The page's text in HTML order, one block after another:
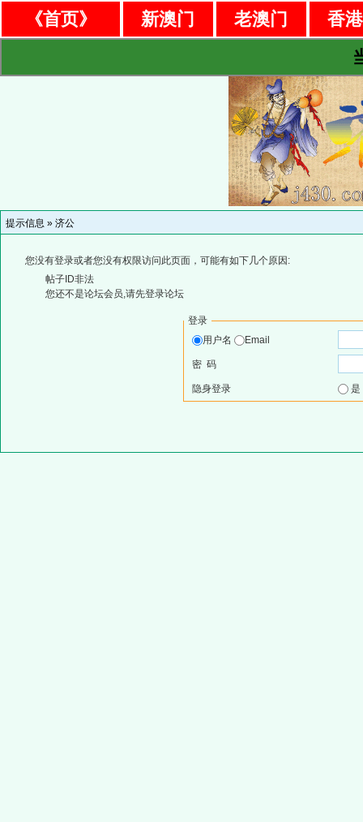
《首页》 新澳门 老澳门
香
提示信息 » 济公
您没有登录或者您没有权限访问此页面，可能有如下几个原因:
帖子ID非法
您还不是论坛会员,请先登录论坛
登录
用户名
Email
密 码
隐身登录